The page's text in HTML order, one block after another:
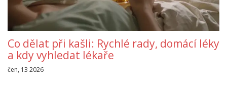
Co dělat při kašli: Rychlé rady, domácí léky
a kdy vyhledat lékaře
čen, 13 2026